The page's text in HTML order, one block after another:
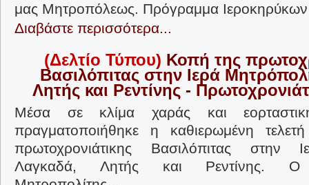
μας Μητροπόλεως. Πρόγραμμα Ιεροκηρύκων
Διαβάστε περισσότερα...
(Δελτίο Τύπου) Κοπή της
Βασιλόπιτας στην Ιερά
Λητής και Ρεντίνης -
Μέσα σε κλίμα χαράς και
πραγματοποιήθηκε η καθιερωμένη
πρωτοχρονιάτικης Βασιλόπιτας στην
Λαγκαδά, Λητής και Ρεντίνης. Ο